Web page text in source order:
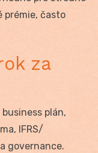
prémie, často
za
business plán,
IFRS/
governance.